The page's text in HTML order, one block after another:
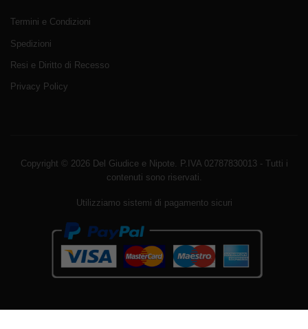
Termini e Condizioni
Spedizioni
Resi e Diritto di Recesso
Privacy Policy
Copyright © 2026 Del Giudice e Nipote. P.IVA 02787830013 - Tutti i
contenuti sono riservati.
Utilizziamo sistemi di pagamento sicuri